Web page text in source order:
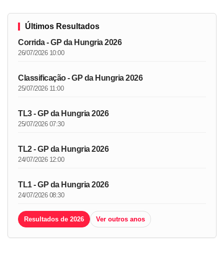
Últimos Resultados
Corrida - GP da Hungria 2026
26/07/2026 10:00
Classificação - GP da Hungria 2026
25/07/2026 11:00
TL3 - GP da Hungria 2026
25/07/2026 07:30
TL2 - GP da Hungria 2026
24/07/2026 12:00
TL1 - GP da Hungria 2026
24/07/2026 08:30
Resultados de 2026 Ver outros anos